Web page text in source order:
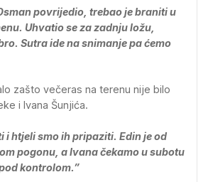
povrijedio, trebao je braniti u
Uhvatio se za zadnju ložu,
Sutra ide na snimanje pa ćemo
zašto večeras na terenu nije bilo
i Ivana Šunjića.
i htjeli smo ih pripaziti. Edin je od
pogonu, a Ivana čekamo u subotu
kontrolom.”